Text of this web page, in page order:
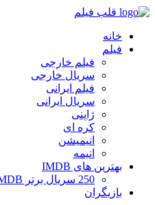
قلب فیلم
خانه
فیلم
فیلم خارجی
سریال خارجی
فیلم ایرانی
سریال ایرانی
ژاپنی
کره ای
انیمیشن
انیمه
بهترین های IMDB
250 سریال برتر IMDB
بازیگران